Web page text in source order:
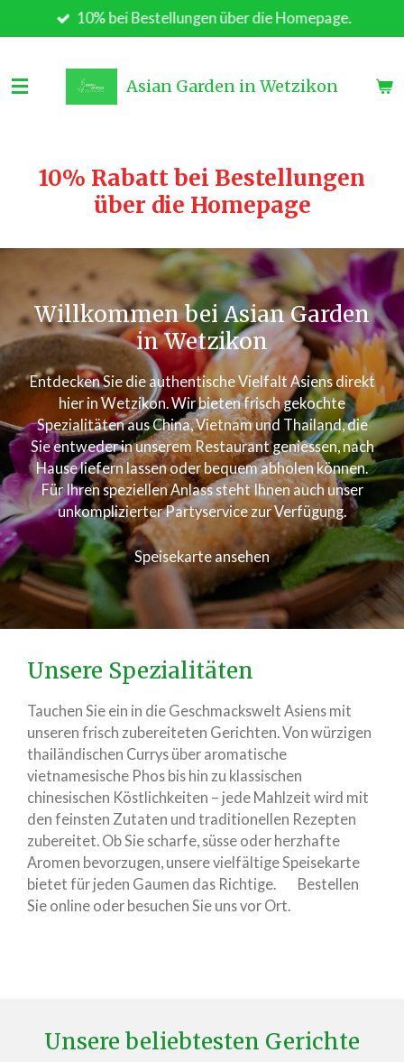
Hauptinhalt
10% bei Bestellungen über die Homepage.
Asian Garden in Wetzikon
10% Rabatt bei Bestellungen
über die Homepage
Willkommen bei Asian Garden
in Wetzikon
Entdecken Sie die authentische Vielfalt Asiens direkt
hier in Wetzikon. Wir bieten frisch gekochte
Spezialitäten aus China, Vietnam und Thailand, die
Sie entweder in unserem Restaurant geniessen, nach
Hause liefern lassen oder bequem abholen können.
Für Ihren speziellen Anlass steht Ihnen auch unser
unkomplizierter Partyservice zur Verfügung.
Speisekarte ansehen
Unsere Spezialitäten
Tauchen Sie ein in die Geschmackswelt Asiens mit
unseren frisch zubereiteten Gerichten. Von würzigen
thailändischen Currys über aromatische
vietnamesische Phos bis hin zu klassischen
chinesischen Köstlichkeiten – jede Mahlzeit wird mit
den feinsten Zutaten und traditionellen Rezepten
zubereitet. Ob Sie scharfe, süsse oder herzhafte
Aromen bevorzugen, unsere vielfältige Speisekarte
bietet für jeden Gaumen das Richtige. Bestellen
Sie online oder besuchen Sie uns vor Ort.
Unsere beliebtesten Gerichte